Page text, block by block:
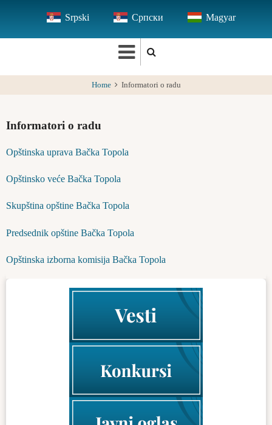
main
Srpski Српски Magyar
Home Informatori o radu
Informatori o radu
Opštinska uprava Bačka Topola
Opštinsko veće Bačka Topola
Skupština opštine Bačka Topola
Predsednik opštine Bačka Topola
Opštinska izborna komisija Bačka Topola